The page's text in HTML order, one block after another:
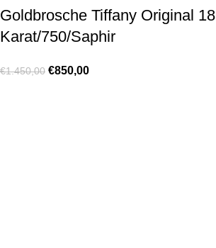
Goldbrosche Tiffany Original 18
Karat/750/Saphir
€1.450,00 €850,00